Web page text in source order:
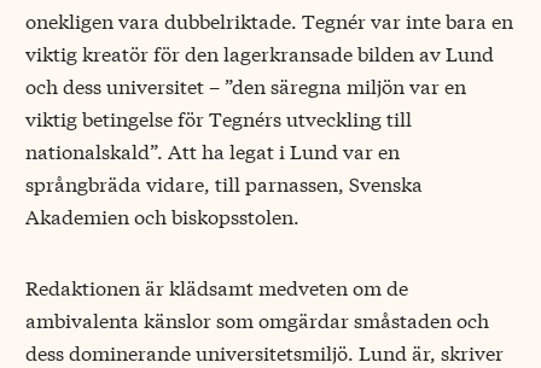
onekligen vara dubbelriktade. Tegnér var inte bara en
viktig kreatör för den lagerkransade bilden av Lund
och dess universitet – ”den säregna miljön var en
viktig betingelse för Tegnérs utveckling till
nationalskald”. Att ha legat i Lund var en
språngbräda vidare, till parnassen, Svenska
Akademien och biskopsstolen.
Redaktionen är klädsamt medveten om de
ambivalenta känslor som omgärdar småstaden och
dess dominerande universitetsmiljö. Lund är, skriver